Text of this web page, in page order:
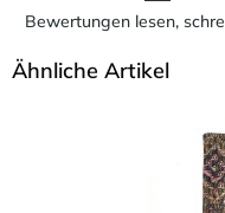
Bewertungen lesen,
Ähnliche Artikel